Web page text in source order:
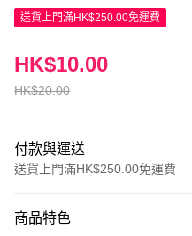
送貨上門滿HK$250.00免運費
HK$20.00
HK$10.00
付款與運送
送貨上門滿HK$250.00免運費
信用卡
商品特色